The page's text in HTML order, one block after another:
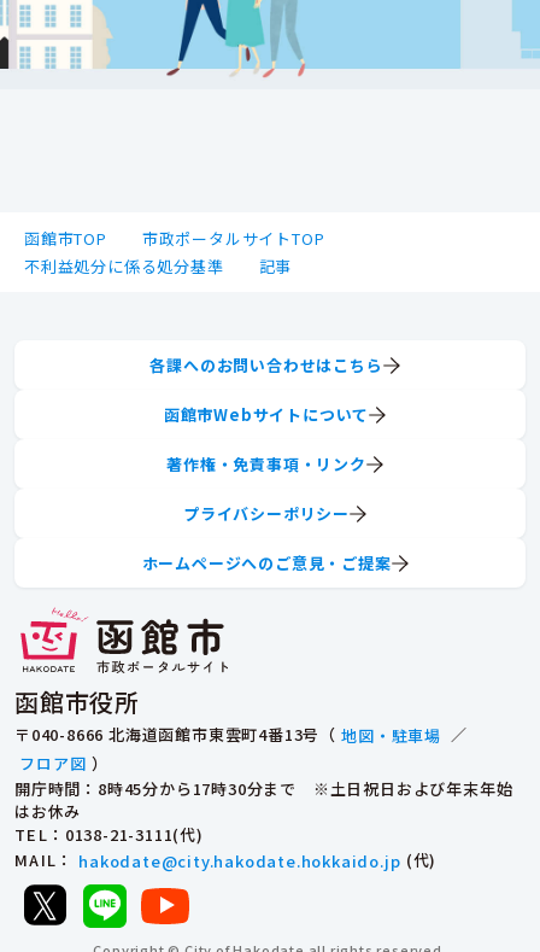
函館市TOP
市政ポータルサイトTOP
不利益処分に係る処分基準
記事
函館市役所
〒040-8666 北海道函館市東雲町4番13号（ 地図・駐車場 ／
フロア図 ）
開庁時間：8時45分から17時30分まで ※土日祝日および年末年始
はお休み
TEL ：0138-21-3111(代)
MAIL ： hakodate@city.hakodate.hokkaido.jp (代)
各課へのお問い合わせはこちら
函館市Webサイトについて
著作権・免責事項・リンク
プライバシーポリシー
ホームページへのご意見・ご提案